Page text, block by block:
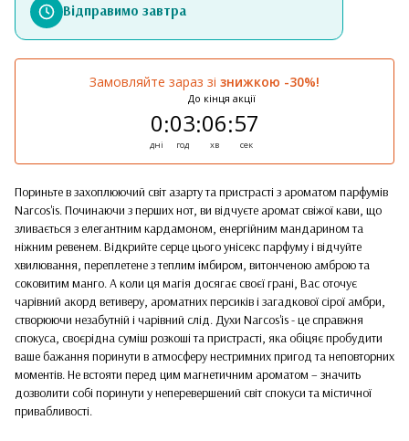
Відправимо завтра
Замовляйте зараз зі знижкою -30%!
До кінця акції
0
дні
:03
год
:06
хв
:57
сек
Пориньте в захоплюючий світ азарту та пристрасті з ароматом парфумів
Narcos'is. Починаючи з перших нот, ви відчуєте аромат свіжої кави, що
зливається з елегантним кардамоном, енергійним мандарином та
ніжним ревенем. Відкрийте серце цього унісекс парфуму і відчуйте
хвилювання, переплетене з теплим імбиром, витонченою амброю та
соковитим манго. А коли ця магія досягає своєї грані, Вас оточує
чарівний акорд ветиверу, ароматних персиків і загадкової сірої амбри,
створюючи незабутній і чарівний слід. Духи Narcos'is - це справжня
спокуса, своєрідна суміш розкоші та пристрасті, яка обіцяє пробудити
ваше бажання поринути в атмосферу нестримних пригод та неповторних
моментів. Не встояти перед цим магнетичним ароматом – значить
дозволити собі поринути у неперевершений світ спокуси та містичної
привабливості.